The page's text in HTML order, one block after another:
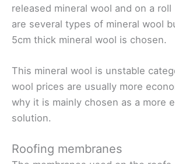
released mineral wool and on a
are several types of mineral wool
5cm thick mineral wool is chosen.
This mineral wool is unstable
wool prices are usually more
why it is mainly chosen as a more
solution.
Roofing membranes